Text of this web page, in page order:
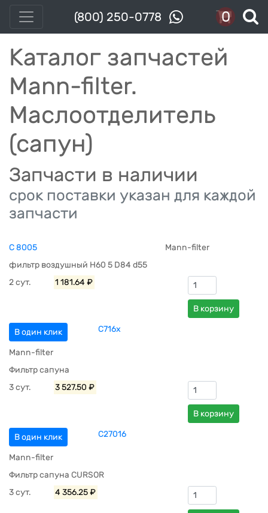
(800) 250-0778 0
Каталог запчастей
Mann-filter.
Маслоотделитель
(сапун)
Запчасти в наличии
срок поставки указан для каждой
запчасти
C 8005
Mann-filter
фильтр воздушный H60 5 D84 d55
2 сут.
1 181.64 ₽
В корзину
В один клик C716x
Mann-filter
Фильтр сапуна
3 сут.
3 527.50 ₽
В корзину
В один клик C27016
Mann-filter
Фильтр сапуна CURSOR
3 сут.
4 356.25 ₽